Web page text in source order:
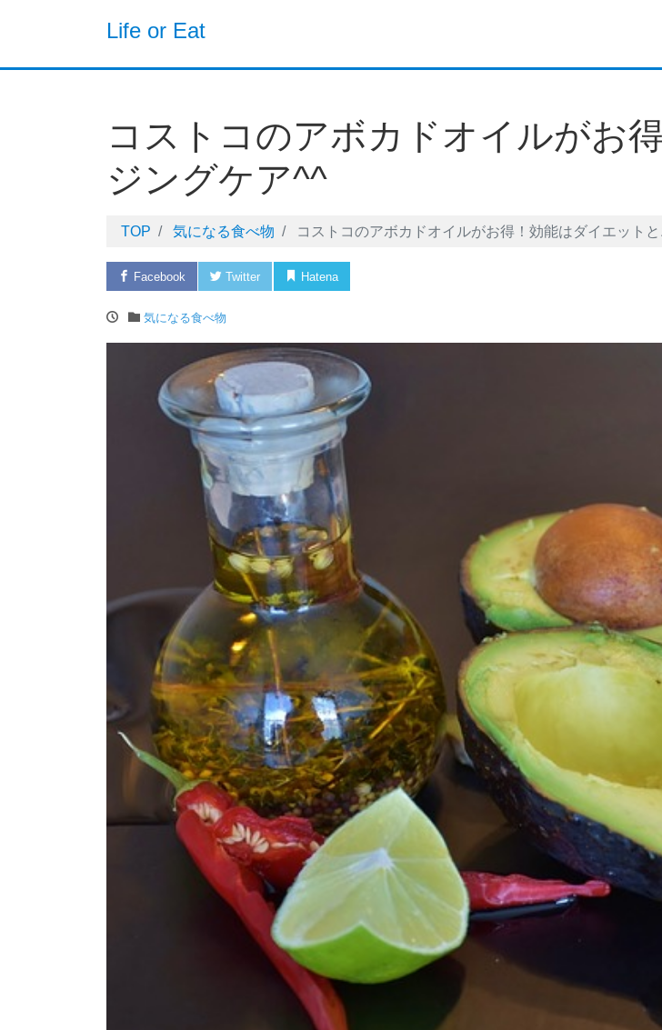
Life or Eat
コストコのアボカドオイルがお
ジングケア^^
TOP 気になる食べ物 コストコのアボカドオイルがお得！効能はダイエット
Facebook Twitter Hatena
気になる食べ物